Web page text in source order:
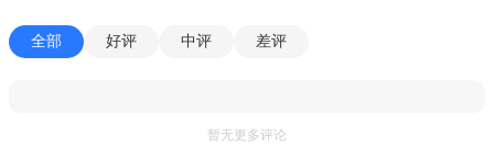
全部 好评 中评 差评
暂无更多评论